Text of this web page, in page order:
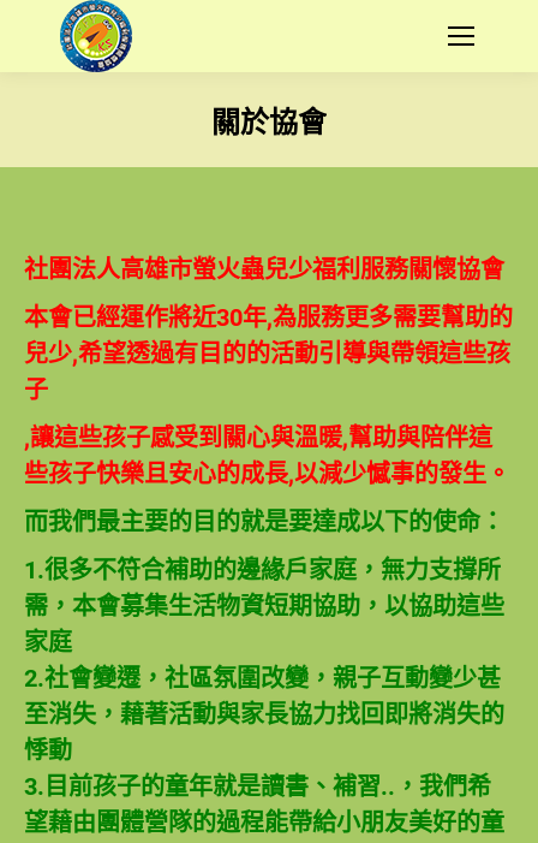
關於協會
社團法人高雄市螢火蟲兒少福利服務關懷協會
本會已經運作將近30年,為服務更多需要幫助的
兒少,希望透過有目的的活動引導與帶領這些孩
子
,讓這些孩子感受到關心與溫暖,幫助與陪伴這
些孩子快樂且安心的成長,以減少憾事的發生。
而我們最主要的目的就是要達成以下的使命：
1.很多不符合補助的邊緣戶家庭，無力支撐所
需，本會募集生活物資短期協助，以協助這些
家庭
2.社會變遷，社區氛圍改變，親子互動變少甚
至消失，藉著活動與家長協力找回即將消失的
悸動
3.目前孩子的童年就是讀書、補習..，我們希
望藉由團體營隊的過程能帶給小朋友美好的童